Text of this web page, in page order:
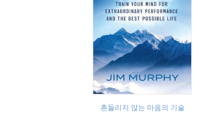
흔들리지 않는 마음의 기술